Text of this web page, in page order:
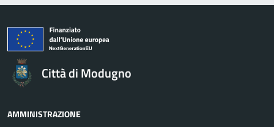
Città di Modugno
AMMINISTRAZIONE